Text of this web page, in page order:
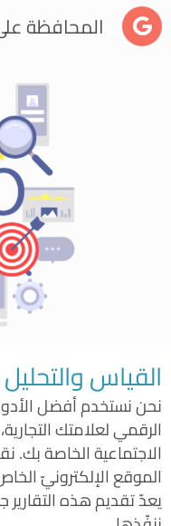
المحافظة
القياس والتحليل
نحن نستخدم أفضل
الرقمي لعلامتك
الاجتماعية الخاصة بك.
الموقع الإلكترونيّ
يعدّ تقديم هذه التقارير